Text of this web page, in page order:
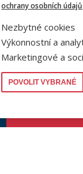
ochrany osobních údajů.
Nezbytné cookies
Výkonnostní a
Marketingové a
POVOLIT VYBRANÉ